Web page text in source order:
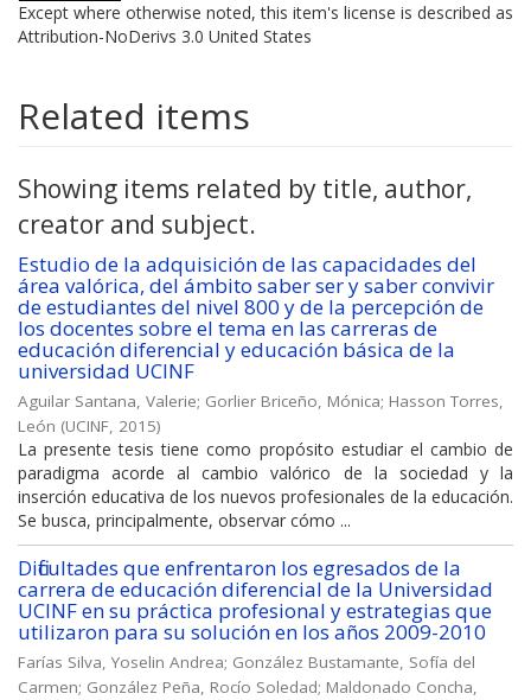
Except where otherwise noted, this item's license is described as
Attribution-NoDerivs 3.0 United States
Related items
Showing items related by title, author,
creator and subject.
Estudio de la adquisición de las capacidades del
área valórica, del ámbito saber ser y saber convivir
de estudiantes del nivel 800 y de la percepción de
los docentes sobre el tema en las carreras de
educación diferencial y educación básica de la
universidad UCINF
Aguilar Santana, Valerie; Gorlier Briceño, Mónica; Hasson Torres,
León (UCINF, 2015)
La presente tesis tiene como propósito estudiar el cambio de
paradigma acorde al cambio valórico de la sociedad y la
inserción educativa de los nuevos profesionales de la educación.
Se busca, principalmente, observar cómo ...
Dificultades que enfrentaron los egresados de la
carrera de educación diferencial de la Universidad
UCINF en su práctica profesional y estrategias que
utilizaron para su solución en los años 2009-2010
Farías Silva, Yoselin Andrea; González Bustamante, Sofía del
Carmen; González Peña, Rocío Soledad; Maldonado Concha,